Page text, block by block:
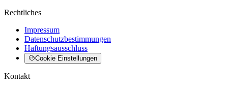
Rechtliches
Impressum
Datenschutzbestimmungen
Haftungsausschluss
Cookie Einstellungen
Kontakt